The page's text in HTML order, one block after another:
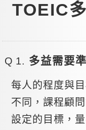
TOEIC
多益需要
每人的程度與
不同，課程顧
設定的目標，